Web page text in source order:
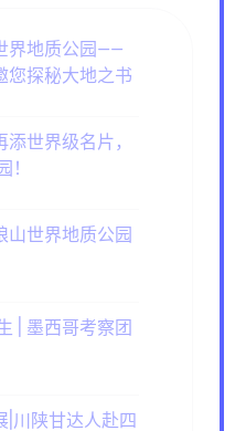
界地质公园——
您探秘大地之书
世界级名片，
！
山世界地质公园
| 墨西哥考察团
|川陕甘达人赴四